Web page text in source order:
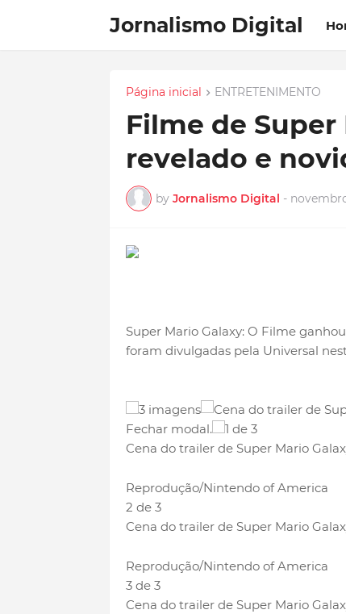
Jornalismo Digital
Página inicial ENTRETENIMENTO
Filme de
revelado e
by Jornalismo Digital -
Super Mario Galaxy: O Filme
foram divulgadas pela Universal
3 imagens
Fechar modal.
1 de 3
Cena do trailer de Super Mario
Reprodução/Nintendo of America
2 de 3
Cena do trailer de Super Mario
Reprodução/Nintendo of America
3 de 3
Cena do trailer de Super Mario